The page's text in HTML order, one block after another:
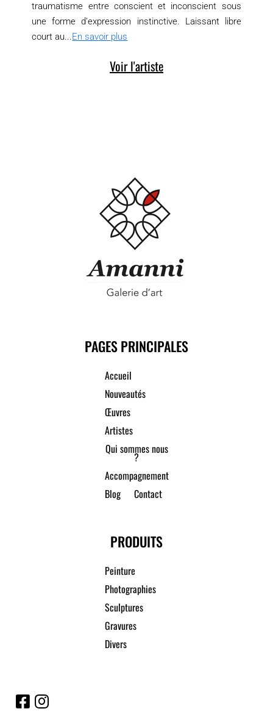
traumatisme entre conscient et inconscient sous
une forme d’expression instinctive. Laissant libre
court au...En savoir plus
Voir l'artiste
PAGES PRINCIPALES
Accueil
Nouveautés
Œuvres
Artistes
Qui sommes nous
?
Accompagnement
Blog
Contact
PRODUITS
Peinture
Photographies
Sculptures
Gravures
Divers